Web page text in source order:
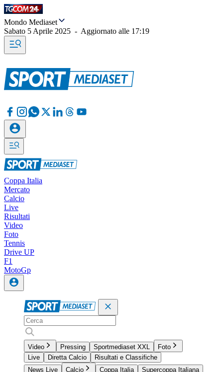
Mondo Mediaset
Sabato 5 Aprile 2025 - Aggiornato alle 17:19
Coppa Italia
Mercato
Calcio
Live
Risultati
Video
Foto
Tennis
Drive UP
F1
MotoGp
Video Pressing Sportmediaset XXL
Foto
Live
Diretta Calcio
Risultati e Classifiche
News Live
Calcio Coppa Italia
Supercoppa Italiana